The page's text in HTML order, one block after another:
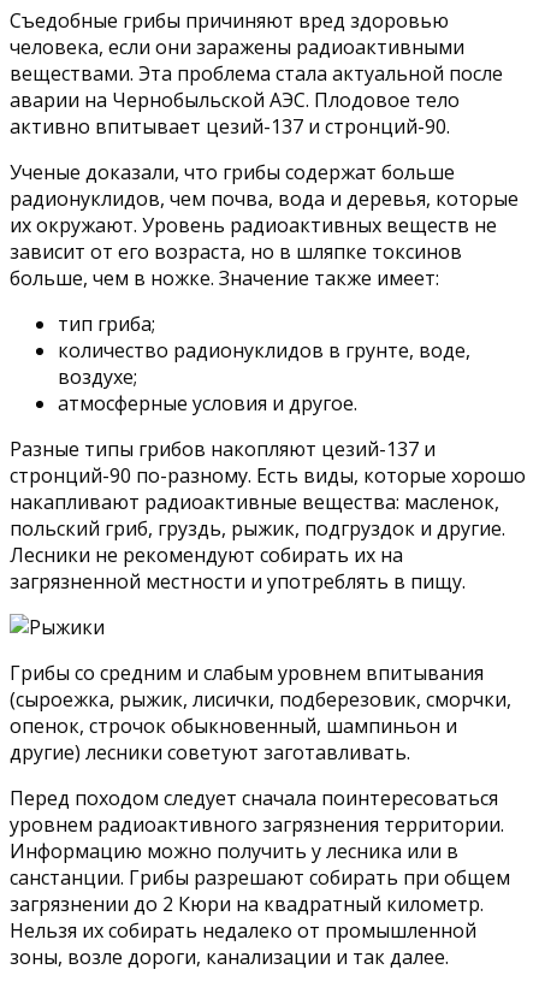
Съедобные грибы причиняют вред здоровью
человека, если они заражены радиоактивными
веществами. Эта проблема стала актуальной после
аварии на Чернобыльской АЭС. Плодовое тело
активно впитывает цезий-137 и стронций-90.
Ученые доказали, что грибы содержат больше
радионуклидов, чем почва, вода и деревья, которые
их окружают. Уровень радиоактивных веществ не
зависит от его возраста, но в шляпке токсинов
больше, чем в ножке. Значение также имеет:
тип гриба;
количество радионуклидов в грунте, воде,
воздухе;
атмосферные условия и другое.
Разные типы грибов накопляют цезий-137 и
стронций-90 по-разному. Есть виды, которые хорошо
накапливают радиоактивные вещества: масленок,
польский гриб, груздь, рыжик, подгруздок и другие.
Лесники не рекомендуют собирать их на
загрязненной местности и употреблять в пищу.
Грибы со средним и слабым уровнем впитывания
(сыроежка, рыжик, лисички, подберезовик, сморчки,
опенок, строчок обыкновенный, шампиньон и
другие) лесники советуют заготавливать.
Перед походом следует сначала поинтересоваться
уровнем радиоактивного загрязнения территории.
Информацию можно получить у лесника или в
санстанции. Грибы разрешают собирать при общем
загрязнении до 2 Кюри на квадратный километр.
Нельзя их собирать недалеко от промышленной
зоны, возле дороги, канализации и так далее.